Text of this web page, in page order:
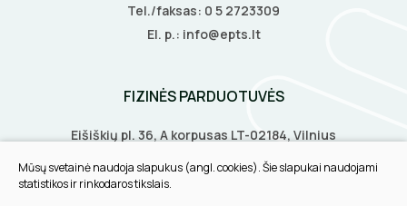
Tel./faksas: 0 5 2723309
El. p.: info@epts.lt
FIZINĖS PARDUOTUVĖS
Eišiškių pl. 36, A korpusas LT-02184, Vilnius
Biruliškių g. 8, LT-52168, Kaunas
Tilžės g. 60, LT-91108, Klaipėda
Mūsų svetainė naudoja slapukus (angl. cookies). Šie slapukai naudojami
statistikos ir rinkodaros tikslais.